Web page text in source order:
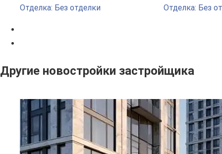
Отделка: Без отделки
Отделка: Без
Другие новостройки застройщика